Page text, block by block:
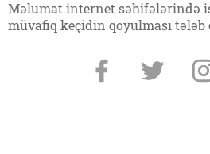
Məlumat internet səhifələrində
müvafiq keçidin qoyulması tələb